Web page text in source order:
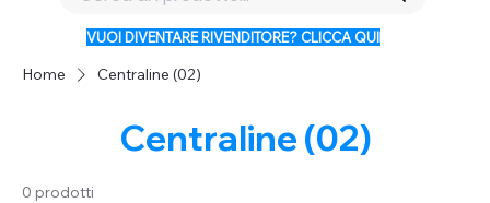
VUOI DIVENTARE RIVENDITORE? CLICCA QUI
Home Centraline (02)
Centraline (02)
0 prodotti